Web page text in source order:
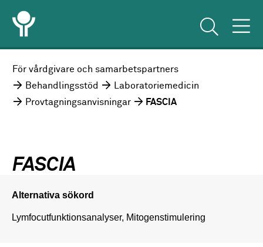
För vårdgivare och samarbetspartners
Behandlingsstöd
Laboratoriemedicin
Provtagningsanvisningar
FASCIA
FASCIA
Alternativa sökord
Lymfocutfunktionsanalyser, Mitogenstimulering